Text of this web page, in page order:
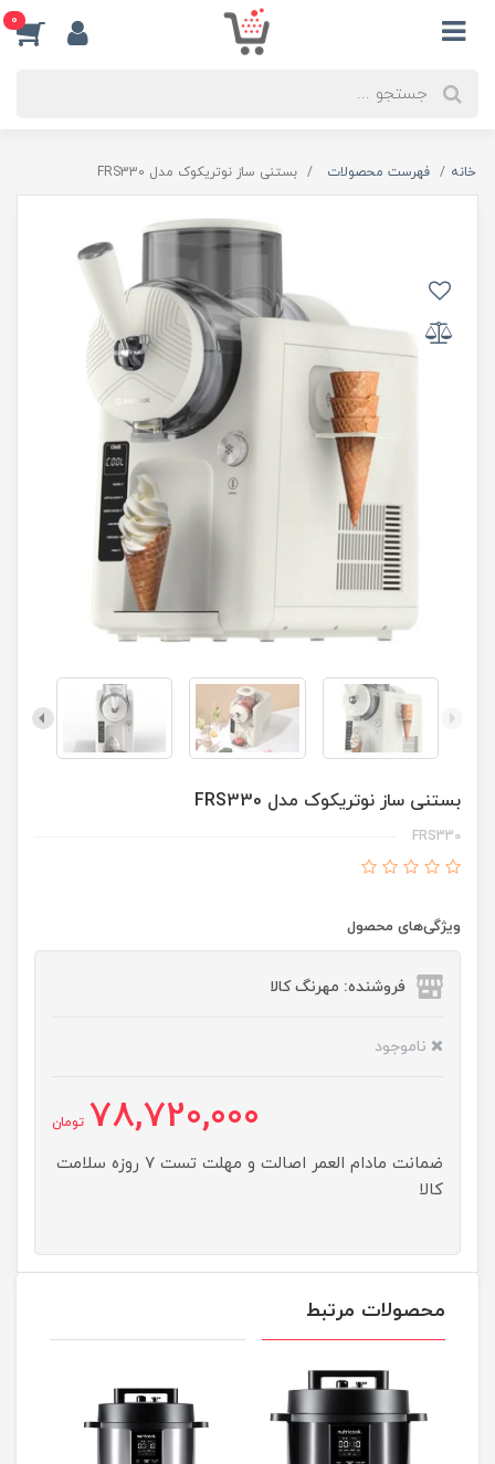
0
خانه فهرست محصولات بستنی ساز نوتریکوک مدل FRS330
بستنی ساز نوتریکوک مدل FRS330
FRS330
ویژگی‌های محصول
فروشنده: مهرنگ کالا
ناموجود
78,720,000 تومان
ضمانت مادام العمر اصالت و مهلت تست ۷ روزه سلامت
کالا
محصولات مرتبط